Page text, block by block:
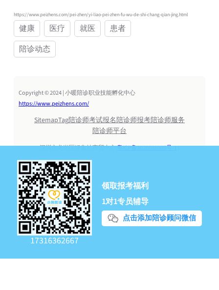
https://www.peizhens.com/pei-zhen/yi-liao-pei-zhen-fu-wu-de-shi-chang-qian-jing.html
健康 医疗 就医
患者
陪诊动态
Copyright © 2024 | 小暖陪诊职业技能孵化中心
https://www.peizhens.com/
SitemapTag陪诊师考试报名陪诊师报考陪诊师服务
陪诊师平台
深圳市龙岗区绿集社商贸中心粤ICP备2020086905号-11
17316362667
领取报考福利
1对1专员辅导
点击添加陪诊顾问微信